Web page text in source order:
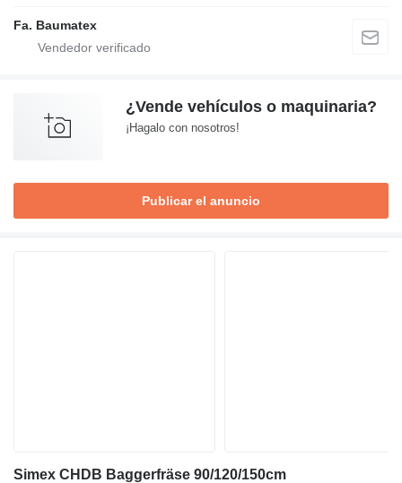
Fa. Baumatex
¿Vende vehículos o maquinaria?
¡Hagalo con nosotros!
Publicar el anuncio
Simex CHDB Baggerfräse 90/120/150cm